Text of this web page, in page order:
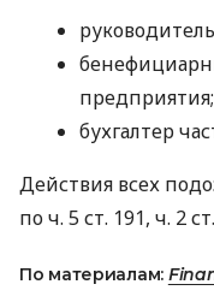
предприятия;
бухгалтер
Действия всех
по ч. 5 ст. 191, ч. 2
По материалам: